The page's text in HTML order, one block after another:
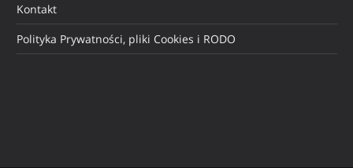
Kontakt
Polityka Prywatności, pliki Cookies i RODO